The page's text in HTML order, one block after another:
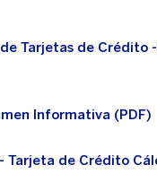
Tarjetas de Crédito
Informativa (PDF)
Tarjeta de Crédito